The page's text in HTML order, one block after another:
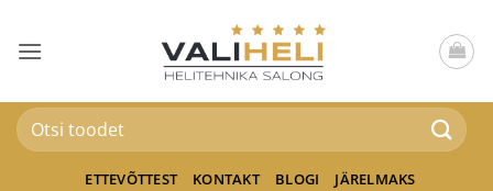
content
Otsi:
ETTEVÕTTEST KONTAKT BLOGI JÄRELMAKS